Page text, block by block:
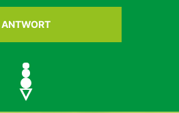
ANTWORT